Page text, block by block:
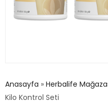
Anasayfa » Herbalife
Kilo Kontrol Seti